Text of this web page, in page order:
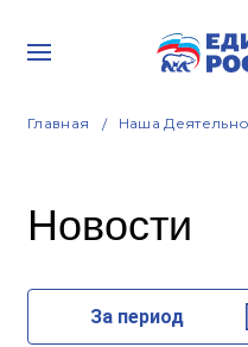
Главная Наша
Новости
За период